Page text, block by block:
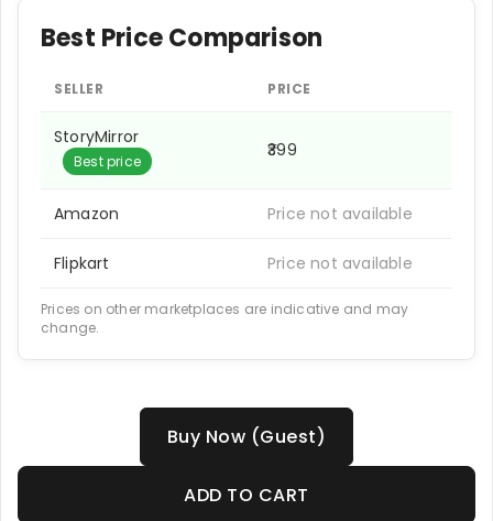
Best Price Comparison
SELLER PRICE
StoryMirror
Best price
₹399
Amazon Price not available
Flipkart Price not available
Prices on other marketplaces are indicative and may
change.
Buy Now (Guest)
ADD TO CART